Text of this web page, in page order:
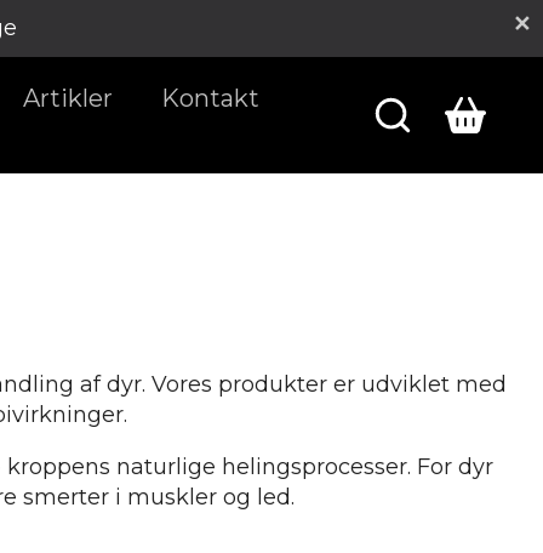
Artikler Kontakt
af dyr. Vores produkter er udviklet med
naturlige helingsprocesser. For dyr
smerter i muskler og led.